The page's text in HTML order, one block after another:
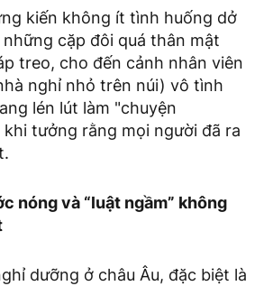
kiến không ít tình huống dở
cặp đôi quá thân mật
treo, cho đến cảnh nhân viên
nghỉ nhỏ trên núi) vô tình
lén lút làm "chuyện
tưởng rằng mọi người đã ra
nóng và “luật ngầm” không
dưỡng ở châu Âu, đặc biệt là